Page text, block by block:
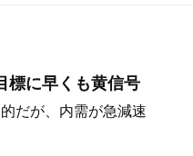
標に早くも黄信号
だが、内需が急減速